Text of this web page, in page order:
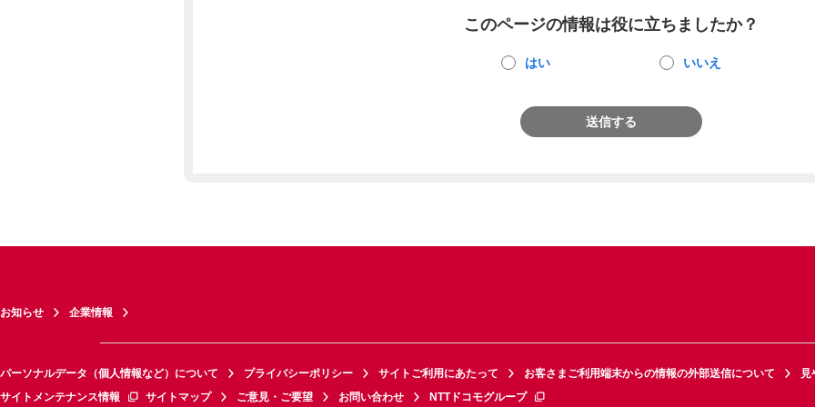
このページの情報は役に立ちましたか？
はい いいえ
送信する
お知らせ 企業情報
パーソナルデータ（個人情報など）について プライバシーポリシー サイトご利用にあたって お客さまご利用端末からの情報の外部送信について
見
サイトメンテナンス情報
サイトマップ ご意見・ご要望 お問い合わせ NTTドコモグループ